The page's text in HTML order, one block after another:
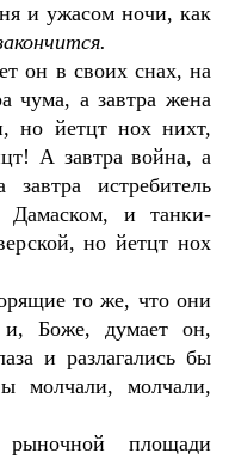
и ужасом ночи, как
он в своих снах, на
чума, а завтра жена
но йетцт нох нихт,
А завтра война, а
истребитель
Дамаском, и танки-
но йетцт нох
то же, что они
и, Боже, думает он,
и разлагались бы
молчали, молчали,
площади